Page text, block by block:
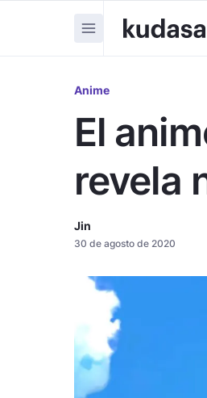
Anime
El
revela
Jin
30 de agosto de 2020